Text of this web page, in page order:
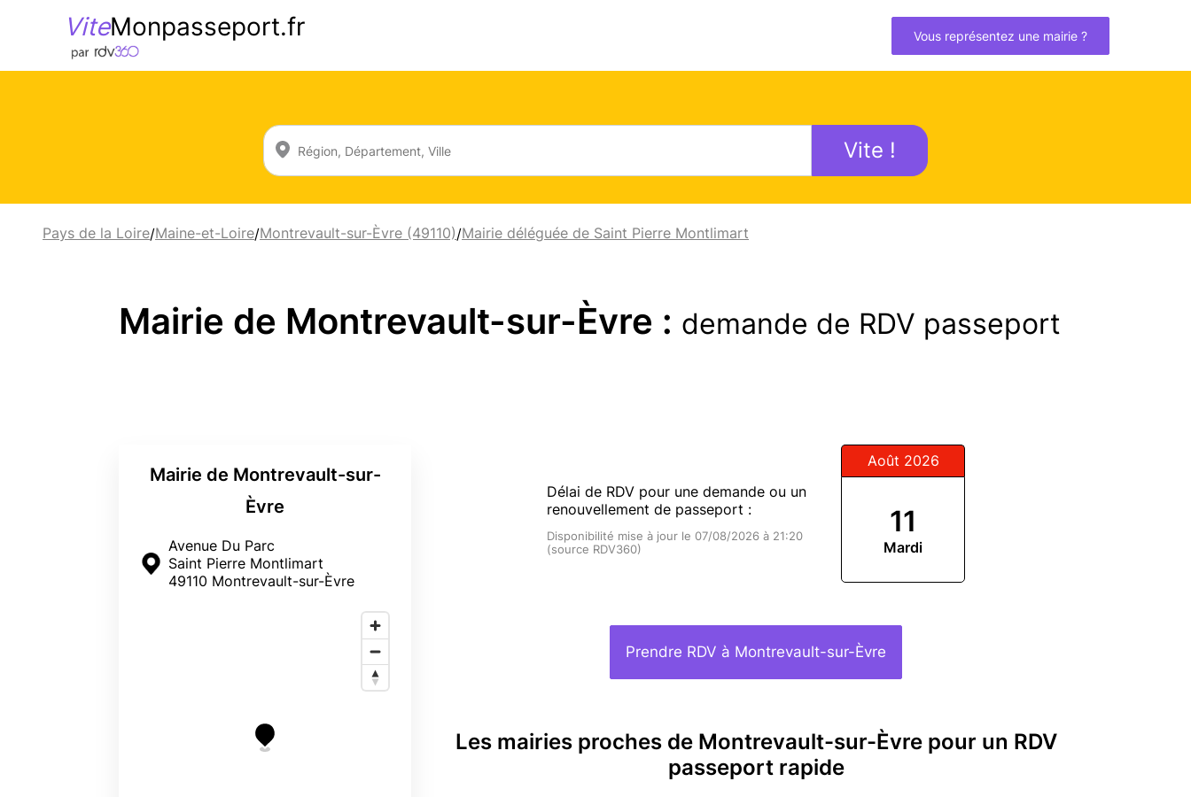
ViteMonpasseport.fr Vous représentez une mairie ?
Vite !
Pays de la Loire/Maine-et-Loire/Montrevault-sur-Èvre (49110)/Mairie déléguée de Saint Pierre Montlimart
Mairie de Montrevault-sur-Èvre : demande de RDV passeport
Mairie de Montrevault-sur-
Èvre
Avenue Du Parc
Saint Pierre Montlimart
49110 Montrevault-sur-Èvre
Délai de RDV pour une demande ou un
renouvellement de passeport :
Disponibilité mise à jour le 07/08/2026 à 21:20
(source RDV360)
Août 2026
11
Mardi
Prendre RDV à Montrevault-sur-Èvre
Les mairies proches de Montrevault-sur-Èvre pour un RDV
passeport rapide